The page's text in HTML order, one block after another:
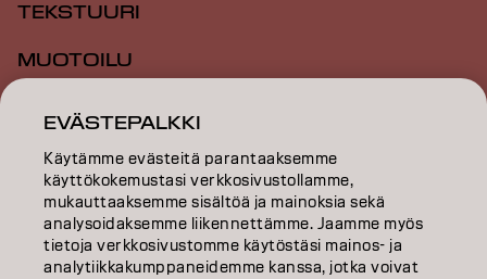
TEKSTUURI
MUOTOILU
INSPIRAATIO
KOULUTUS
TIETOA MEISTÄ
SALON FINDER
EVÄSTEPALKKI
Käytämme evästeitä parantaaksemme
käyttökokemustasi verkkosivustollamme,
mukauttaaksemme sisältöä ja mainoksia sekä
analysoidaksemme liikennettämme. Jaamme myös
tietoja verkkosivustomme käytöstäsi mainos- ja
analytiikkakumppaneidemme kanssa, jotka voivat